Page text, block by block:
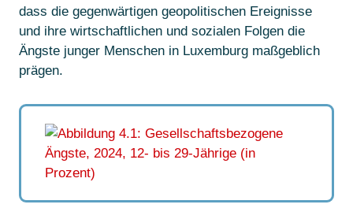
dass die gegenwärtigen geopolitischen Ereignisse
und ihre wirtschaftlichen und sozialen Folgen die
Ängste junger Menschen in Luxemburg maßgeblich
prägen.